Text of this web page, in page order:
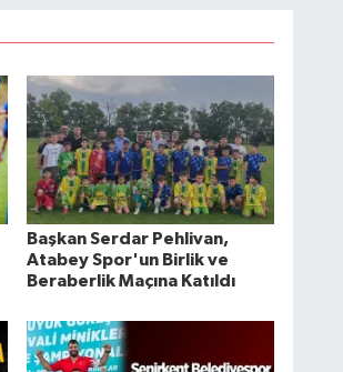
Başkan Serdar Pehlivan,
Atabey Spor'un Birlik ve
Beraberlik Maçına Katıldı